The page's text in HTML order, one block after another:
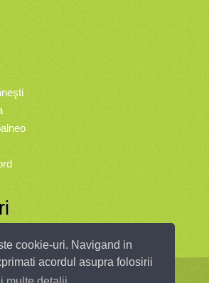
cookie-uri. Navigand in
acordul asupra folosirii